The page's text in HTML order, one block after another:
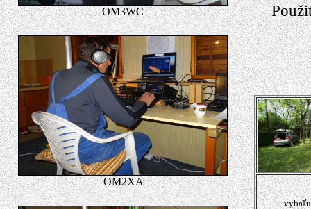
OM3WC
OM2XA